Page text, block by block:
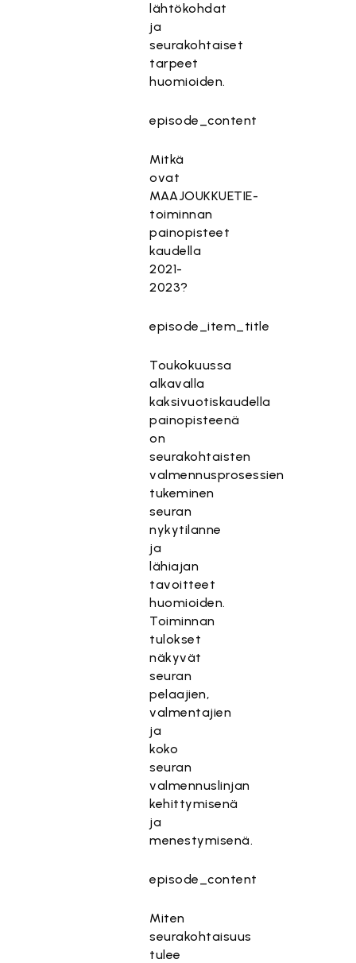
lähtökohdat
ja
seurakohtaiset
tarpeet
huomioiden.
episode_content
Mitkä
ovat
MAAJOUKKUETIE-
toiminnan
painopisteet
kaudella
2021-
2023?
episode_item_title
Toukokuussa
alkavalla
kaksivuotiskaudella
painopisteenä
on
seurakohtaisten
valmennusprosessien
tukeminen
seuran
nykytilanne
ja
lähiajan
tavoitteet
huomioiden.
Toiminnan
tulokset
näkyvät
seuran
pelaajien,
valmentajien
ja
koko
seuran
valmennuslinjan
kehittymisenä
ja
menestymisenä.
episode_content
Miten
seurakohtaisuus
tulee